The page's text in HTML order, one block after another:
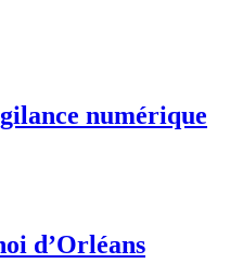
numérique
d’Orléans